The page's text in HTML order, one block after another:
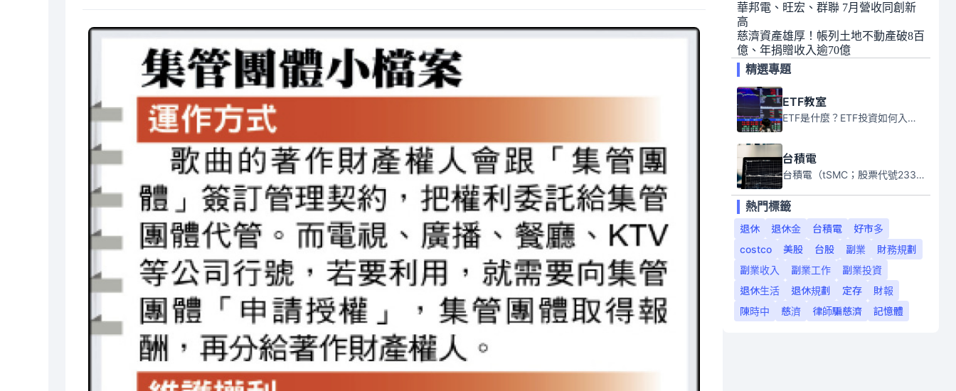
華邦電、旺宏、群聯 7月營收同創新
高
慈濟資產雄厚！帳列土地不動產破8百
億、年捐贈收入逾70億
精選專題
ETF教室
ETF是什麼？ETF投資如何入門？本系列專題文章將會告訴你新手必須知道的ETF基礎知識。
台積電
台積電（tSMC；股票代號2330）是全球領先的半導體代工公司，成立於1987年，總部位於台灣新竹。且已於美國、日本、德國及中國設廠，台積電是全球首家專業積體電路製造服務公司，也是全球最先進和最大規模的半導體代工廠。
熱門標籤
退休
退休金 台積電
好市多
costco
美股 台股 副業
財務規劃
副業收入
副業工作
副業投資
退休生活
退休規劃 定存
財報
陳時中
慈濟 律師騙慈濟 記憶體